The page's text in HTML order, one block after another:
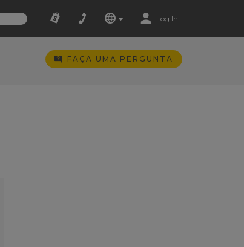
Log In
FAÇA UMA PERGUNTA